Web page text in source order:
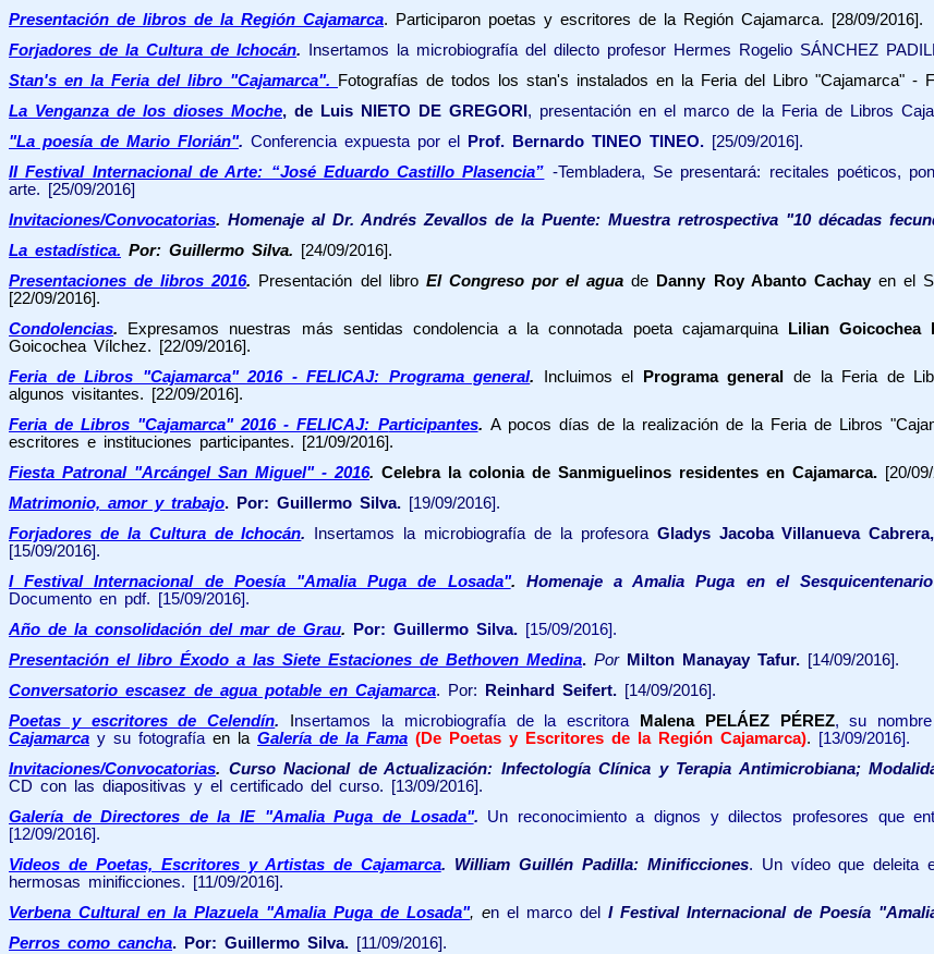
Presentación de libros de la Región Cajamarca. Participaron poetas y escritores de la Región Cajamarca. [28/09/2016].
Forjadores de la Cultura de Ichocán.
Insertamos la microbiografía del dilecto profesor Hermes Rogelio SÁNCHEZ
Stan's en la Feria del libro "Cajamarca".
Fotografías de todos los stan's instalados en la Feria del Libro "Cajamarca" -
La Venganza de los dioses Moche, de Luis NIETO DE GREGORI , presentación en el marco de la Feria de Libros
"La poesía de Mario Florián". Conferencia expuesta por el Prof. Bernardo TINEO TINEO. [25/09/2016].
II Festival Internacional de Arte: “José Eduardo Castillo Plasencia” -Tembladera, Se presentará: recitales poéticos,
arte. [25/09/2016]
Invitaciones/Convocatorias. Homenaje al Dr. Andrés Zevallos de la Puente: Muestra retrospectiva "10 décadas
La estadística. Por: Guillermo Silva.
[24/09/2016].
Presentaciones de libros 2016. Presentación del libro El Congreso por el agua de Danny Roy Abanto Cachayen el
[22/09/2016].
Condolencias. Expresamos nuestras más sentidas condolencia a la connotada poeta cajamarquina Lilian Goicochea
Goicochea Vílchez.
[22/09/2016].
Feria de Libros "Cajamarca" 2016 - FELICAJ: Programa general. Incluimos el Programa general
de la Feria de
algunos visitantes. [22/09/2016].
Feria de Libros "Cajamarca" 2016 - FELICAJ: Participantes. A pocos días de la realización de la Feria de Libros
escritores e instituciones participantes. [21/09/2016].
Fiesta Patronal "Arcángel San Miguel" - 2016. Celebra la colonia de Sanmiguelinos residentes en Cajamarca. [20/
Matrimonio, amor y trabajo. Por: Guillermo Silva. [19/09/2016].
Forjadores de la Cultura de Ichocán. Insertamos la microbiografía de la profesora Gladys Jacoba Villanueva
[15/09/2016].
I Festival Internacional de Poesía "Amalia Puga de Losada". Homenaje a Amalia Puga en el
Documento en pdf. [15/09/2016].
Año de la consolidación del mar de Grau. Por: Guillermo Silva. [15/09/2016].
Presentación el libro Éxodo a las Siete Estaciones de Bethoven Medina. Por Milton Manayay Tafur. [14/09/2016].
Conversatorio escasez de agua potable en Cajamarca. Por: Reinhard Seifert. [14/09/2016].
Poetas y escritores de Celendín. nsertamos la microbiografía de la escritora Malena PELÁEZ PÉREZ, su
Cajamarca y su fotografía en la Galería de la Fama (De Poetas y Escritores de la Región Cajamarca). [13/09/2016].
Invitaciones/Convocatorias. Curso Nacional de Actualización: Infectología Clínica y Terapia Antimicrobiana;
CD con las diapositivas y el certificado del curso. [13/09/2016].
Galería de Directores de la IE "Amalia Puga de Losada". Un reconocimiento a dignos y dilectos profesores que
[12/09/2016].
Videos de Poetas, Escritores y Artistas de Cajamarca. William Guillén Padilla: Minificciones. Un vídeo que deleita
hermosas minificciones. [11/09/2016].
Verbena Cultural en la Plazuela "Amalia Puga de Losada", en el marco del I Festival Internacional de Poesía
Perros como cancha. Por: Guillermo Silva. [11/09/2016].